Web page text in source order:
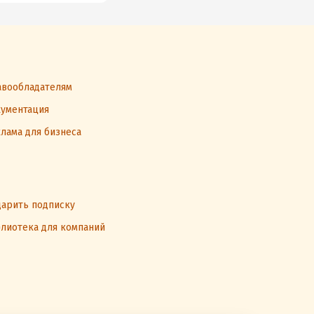
для бизнеса
подписку
для компаний